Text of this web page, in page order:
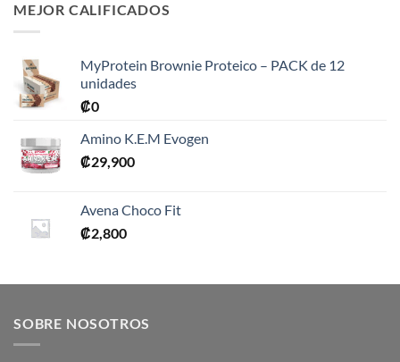
MEJOR CALIFICADOS
MyProtein Brownie Proteico – PACK de 12
unidades
₡0
Amino K.E.M Evogen
₡29,900
Avena Choco Fit
₡2,800
SOBRE NOSOTROS